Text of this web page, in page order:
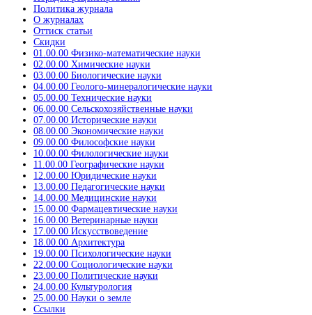
Политика журнала
О журналах
Оттиск статьи
Скидки
01.00.00 Физико-математические науки
02.00.00 Химические науки
03.00.00 Биологические науки
04.00.00 Геолого-минералогические науки
05.00.00 Технические науки
06.00.00 Сельскохозяйственные науки
07.00.00 Исторические науки
08.00.00 Экономические науки
09.00.00 Философские науки
10.00.00 Филологические науки
11.00.00 Географические науки
12.00.00 Юридические науки
13.00.00 Педагогические науки
14.00.00 Медицинские науки
15.00.00 Фармацевтические науки
16.00.00 Ветеринарные науки
17.00.00 Искусствоведение
18.00.00 Архитектура
19.00.00 Психологические науки
22.00.00 Социологические науки
23.00.00 Политические науки
24.00.00 Культурология
25.00.00 Науки о земле
Ссылки